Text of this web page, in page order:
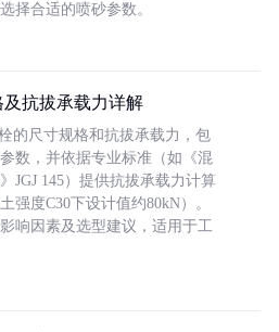
择合适的喷砂参数。
抗拔承载力详解
的尺寸规格和抗拔承载力，包
数，并依据专业标准（如《混
JGJ 145）提供抗拔承载力计算
强度C30下设计值约80kN）。
响因素及选型建议，适用于工